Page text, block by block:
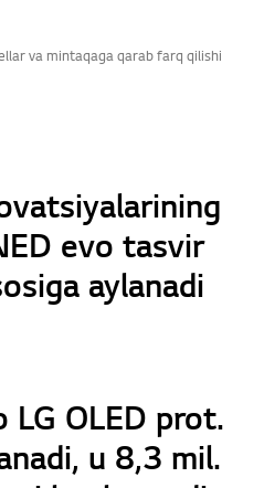
va mintaqaga qarab farq qilishi
evo tasvir
aylanadi
LG OLED prot.
u 8,3 mil.